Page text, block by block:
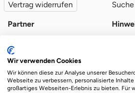
Vertrag widerrufen
Suche
Partner
Qualitätsvoraussetzungen
Partner-Login
Wir verwenden Cookies
Wir können diese zur Analyse unserer
Webseite zu verbessern, personalisierte
großartiges Webseiten-Erlebnis zu bieten. Für